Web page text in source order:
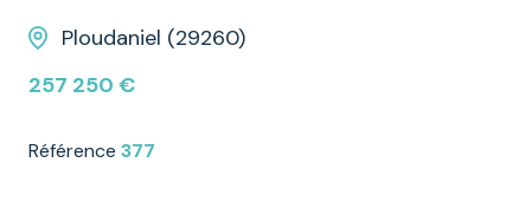
Ploudaniel (29260)
257 250 €
Référence 377